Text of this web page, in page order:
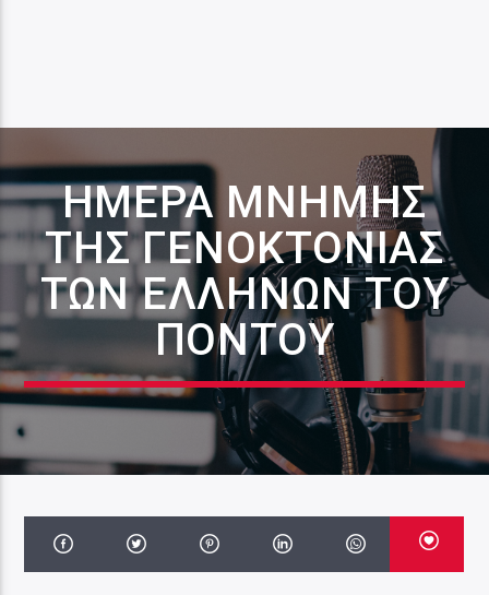
ΗΜΈΡΑ ΜΝΉΜΗΣ
ΤΗΣ ΓΕΝΟΚΤΟΝΊΑΣ
ΤΩΝ ΕΛΛΉΝΩΝ ΤΟΥ
ΠΌΝΤΟΥ